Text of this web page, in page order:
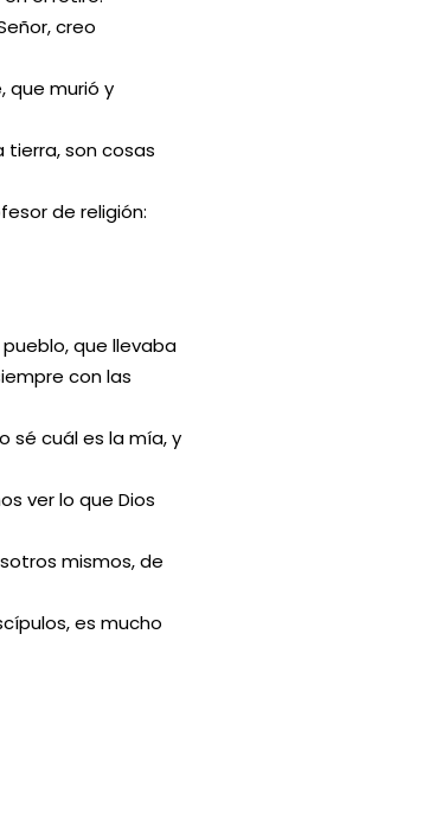
creo
que murió y
tierra, son cosas
de religión:
que llevaba
con las
sé cuál es la mía, y
ver lo que Dios
mismos, de
es mucho